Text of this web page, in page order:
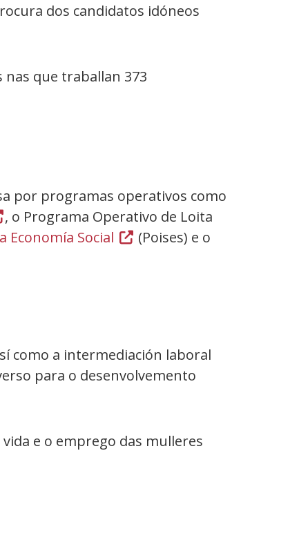
dos candidatos idóneos
que traballan 373
por programas operativos como
, o Programa Operativo de Loita
Economía Social (Abrir(Poises) e o
como a intermediación laboral
para o desenvolvemento
e o emprego das mulleres